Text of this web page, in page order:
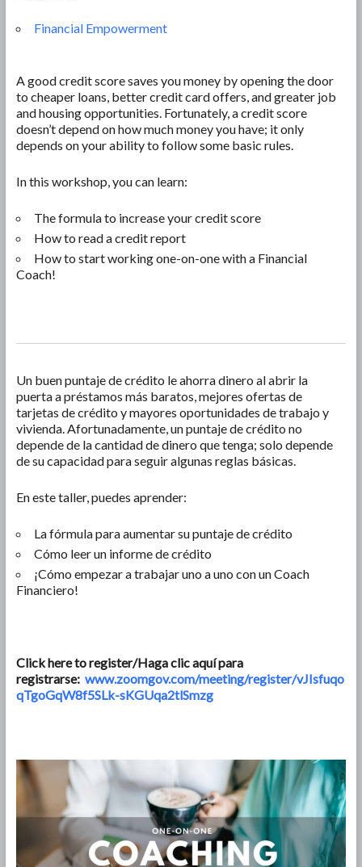
Financial Empowerment
A good credit score saves you money by opening the door
to cheaper loans, better credit card offers, and greater job
and housing opportunities. Fortunately, a credit score
doesn’t depend on how much money you have; it only
depends on your ability to follow some basic rules.
In this workshop, you can learn:
The formula to increase your credit score
How to read a credit report
How to start working one-on-one with a Financial
Coach!
Un buen puntaje de crédito le ahorra dinero al abrir la
puerta a préstamos más baratos, mejores ofertas de
tarjetas de crédito y mayores oportunidades de trabajo y
vivienda. Afortunadamente, un puntaje de crédito no
depende de la cantidad de dinero que tenga; solo depende
de su capacidad para seguir algunas reglas básicas.
En este taller, puedes aprender:
La fórmula para aumentar su puntaje de crédito
Cómo leer un informe de crédito
¡Cómo empezar a trabajar uno a uno con un Coach
Financiero!
Click here to register/Haga clic aquí para
registrarse: www.zoomgov.com/meeting/register/vJIsfuqo
qTgoGqW8f5SLk-sKGUqa2tlSmzg